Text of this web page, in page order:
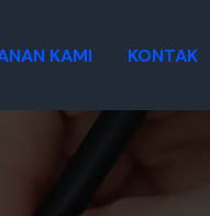
KAMI KONTAK